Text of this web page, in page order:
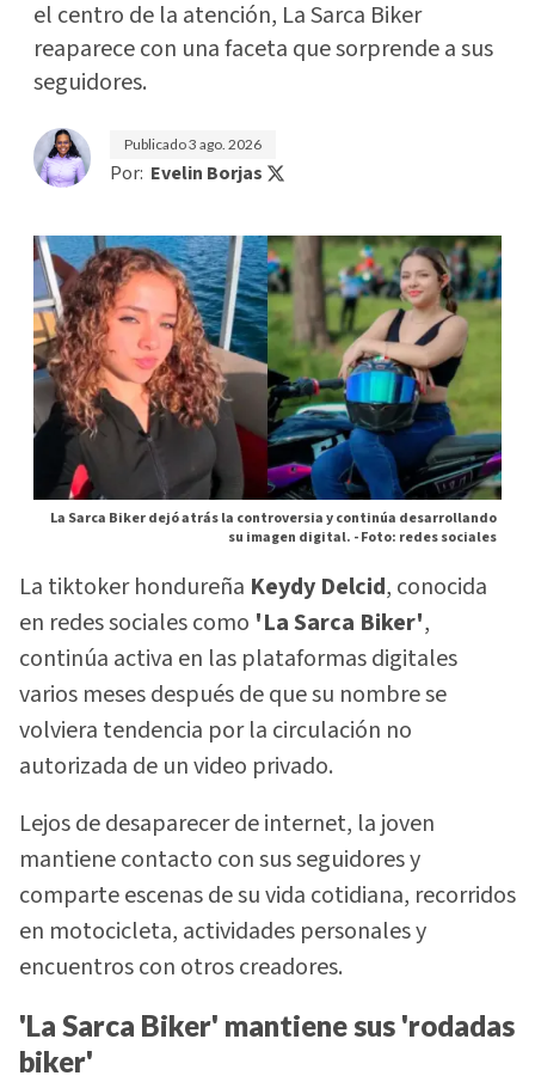
el centro de la atención, La Sarca Biker
reaparece con una faceta que sorprende a sus
seguidores.
Publicado3 ago. 2026
Por: Evelin Borjas
La Sarca Biker dejó atrás la controversia y continúa desarrollando
su imagen digital. -Foto: redes sociales
La tiktoker hondureña Keydy Delcid, conocida
en redes sociales como 'La Sarca Biker',
continúa activa en las plataformas digitales
varios meses después de que su nombre se
volviera tendencia por la circulación no
autorizada de un video privado.
Lejos de desaparecer de internet, la joven
mantiene contacto con sus seguidores y
comparte escenas de su vida cotidiana, recorridos
en motocicleta, actividades personales y
encuentros con otros creadores.
'La Sarca Biker' mantiene sus 'rodadas
biker'